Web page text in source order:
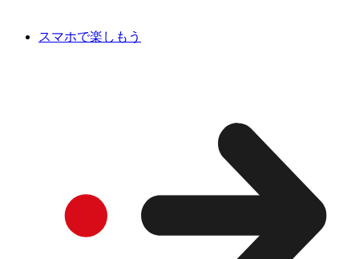
スマホで楽しもう